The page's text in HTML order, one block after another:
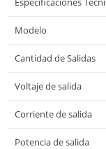
Modelo
Cantidad de Salidas
Voltaje de salida
Corriente de salida
Potencia de salida